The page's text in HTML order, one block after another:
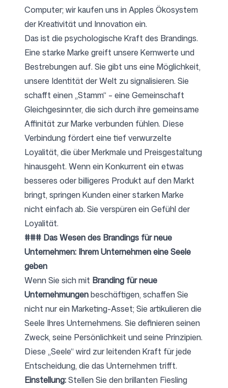
Computer; wir kaufen uns in Apples Ökosystem
der Kreativität und Innovation ein.
Das ist die psychologische Kraft des Brandings.
Eine starke Marke greift unsere Kernwerte und
Bestrebungen auf. Sie gibt uns eine Möglichkeit,
unsere Identität der Welt zu signalisieren. Sie
schafft einen „Stamm“ – eine Gemeinschaft
Gleichgesinnter, die sich durch ihre gemeinsame
Affinität zur Marke verbunden fühlen. Diese
Verbindung fördert eine tief verwurzelte
Loyalität, die über Merkmale und Preisgestaltung
hinausgeht. Wenn ein Konkurrent ein etwas
besseres oder billigeres Produkt auf den Markt
bringt, springen Kunden einer starken Marke
nicht einfach ab. Sie verspüren ein Gefühl der
Loyalität.
### Das Wesen des Brandings für neue
Unternehmen: Ihrem Unternehmen eine Seele
geben
Wenn Sie sich mit Branding für neue
Unternehmungenbeschäftigen, schaffen Sie
nicht nur ein Marketing-Asset; Sie artikulieren die
Seele Ihres Unternehmens. Sie definieren seinen
Zweck, seine Persönlichkeit und seine Prinzipien.
Diese „Seele“ wird zur leitenden Kraft für jede
Entscheidung, die das Unternehmen trifft.
Einstellung:Stellen Sie den brillanten Fiesling